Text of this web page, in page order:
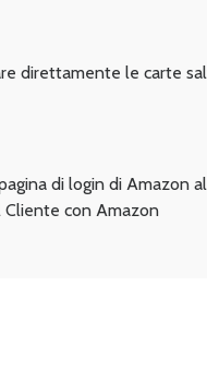
direttamente le carte
di login di Amazon
Cliente con Amazon